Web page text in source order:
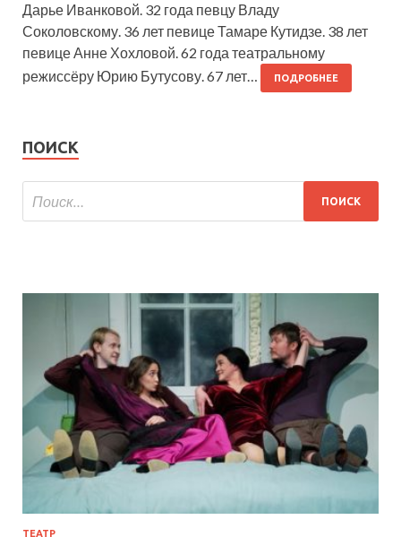
Дарье Иванковой. 32 года певцу Владу
Соколовскому. 36 лет певице Тамаре Кутидзе. 38 лет
певице Анне Хохловой. 62 года театральному
режиссёру Юрию Бутусову. 67 лет…
ПОДРОБНЕЕ
ПОИСК
ТЕАТР